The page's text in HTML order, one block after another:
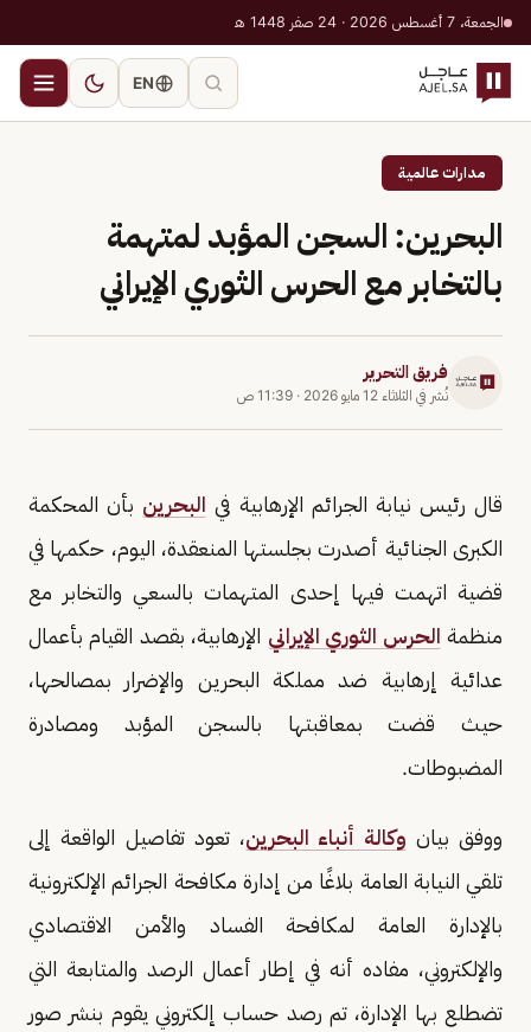
الجمعة، 7 أغسطس 2026 · 24 صفر 1448 هـ
EN
مدارات عالمية
البحرين: السجن المؤبد لمتهمة
بالتخابر مع الحرس الثوري الإيراني
فريق التحرير
نُشر في الثلاثاء 12 مايو 2026 · 11:39 ص
قال رئيس نيابة الجرائم الإرهابية في البحرين بأن المحكمة
الكبرى الجنائية أصدرت بجلستها المنعقدة، اليوم، حكمها في
قضية اتهمت فيها إحدى المتهمات بالسعي والتخابر مع
منظمة الحرس الثوري الإيراني الإرهابية، بقصد القيام بأعمال
عدائية إرهابية ضد مملكة البحرين والإضرار بمصالحها،
حيث قضت بمعاقبتها بالسجن المؤبد ومصادرة
المضبوطات.
ووفق بيان وكالة أنباء البحرين، تعود تفاصيل الواقعة إلى
تلقي النيابة العامة بلاغًا من إدارة مكافحة الجرائم الإلكترونية
بالإدارة العامة لمكافحة الفساد والأمن الاقتصادي
والإلكتروني، مفاده أنه في إطار أعمال الرصد والمتابعة التي
تضطلع بها الإدارة، تم رصد حساب إلكتروني يقوم بنشر صور